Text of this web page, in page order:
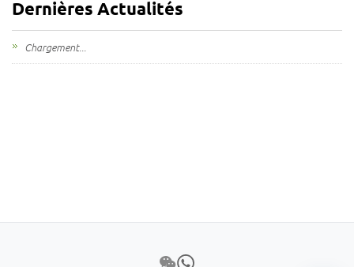
Dernières Actualités
Chargement...